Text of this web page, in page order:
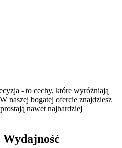
- to cechy, które wyróżniają
naszej bogatej ofercie znajdziesz
nawet najbardziej
Wydajność